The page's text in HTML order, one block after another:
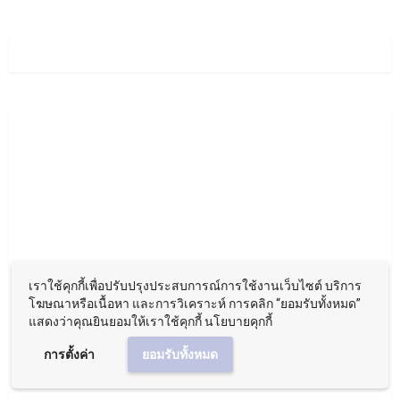
เราใช้คุกกี้เพื่อปรับปรุงประสบการณ์การใช้งานเว็บไซต์ บริการ
โฆษณาหรือเนื้อหา และการวิเคราะห์ การคลิก “ยอมรับทั้งหมด”
แสดงว่าคุณยินยอมให้เราใช้คุกกี้ นโยบายคุกกี้
การตั้งค่า ยอมรับทั้งหมด